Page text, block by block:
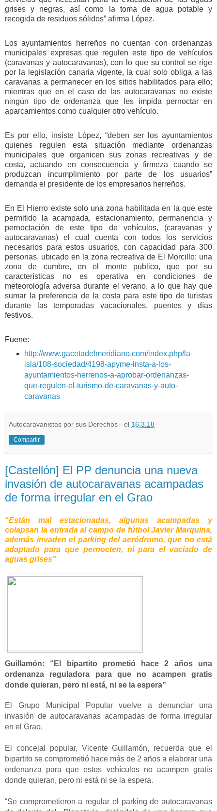
grises y negras, así como la toma de agua potable y
recogida de residuos sólidos” afirma López.
Los ayuntamientos herreños no cuentan con ordenanzas
municipales expresas que regulen este tipo de vehículos
(caravanas y autocaravanas), con lo que su control se rige
por la legislación canaria vigente, la cual solo obliga a las
caravanas a permanecer en los sitios habilitados para ello;
mientras que en el caso de las autocaravanas no existe
ningún tipo de ordenanza que les impida pernoctar en
aparcamientos como cualquier otro vehículo.
Es por ello, insiste López, “deben ser los ayuntamientos
quienes regulen esta situación mediante ordenanzas
municipales que organicen sus zonas recreativas y de
costa, actuando en consecuencia y firmeza cuando se
produzcan incumplimiento por parte de los usuarios”
demanda el presidente de los empresarios herreños.
En El Hierro existe solo una zona habilitada en la que este
permitido la acampada, estacionamiento, permanencia y
pernoctación de este tipo de vehículos, (caravanas y
autocaravanas) el cual cuenta con todos los servicios
necesarios para estos usuarios, con capacidad para 300
personas, ubicado en la zona recreativa de El Morcillo; una
zona de cumbre, en el monte publico, que por su
características no es operativa en condiciones de
meteorología adversa durante el verano, a lo que hay que
sumar la preferencia de la costa para este tipo de turistas
durante las temporadas vacacionales, puentes y días
festivos.
Fuene:
http://www.gacetadelmeridiano.com/index.php/la-
isla/108-sociedad/4198-apyme-insta-a-los-
ayuntamientos-herrenos-a-aprobar-ordenanzas-
que-regulen-el-turismo-de-caravanas-y-auto-
caravanas
Autocaravanistas por sus Derechos - el 16.3.18
Compartir
[Castellón] El PP denuncia una nueva
invasión de autocaravanas acampadas
de forma irregular en el Grao
“Están mal estacionadas, algunas acampadas y
colapsan la entrada al campo de fútbol Javier Marquina,
además invaden el parking del aeródromo, que no está
adaptado para que pernocten, ni para el vaciado de
aguas grises”
Guillamón: “El bipartito prometió hace 2 años una
ordenanza reguladora para que no acampen gratis
donde quieran, pero ni está, ni se la espera”
El Grupo Municipal Popular vuelve a denunciar una
invasión de autocaravanas acampadas de forma irregular
en el Grao.
El concejal popular, Vicente Guillamón, recuerda que el
bipartito se comprometió hace más de 2 años a elaborar una
ordenanza para que estos vehículos no acampen gratis
donde quieran, pero ni está ni se la espera.
“Se comprometieron a regular el parking de autocaravanas